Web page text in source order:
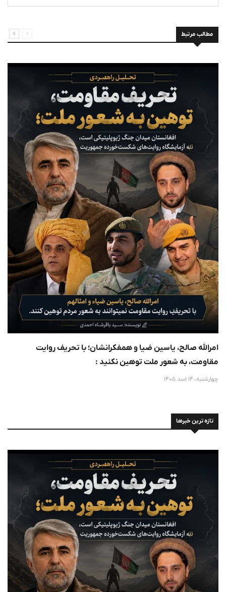
مطالب مرتبط
امرالله صالح، یاسین ضیا و همفکرانشان؛ با تحریف روایت
مقاومت، به شعور ملت توهین نکنید :
چهارشنبه، 14 اسد 1405
تازه ترین خبرها